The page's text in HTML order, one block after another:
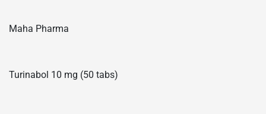
Maha Pharma
Turinabol 10 mg (50 tabs)